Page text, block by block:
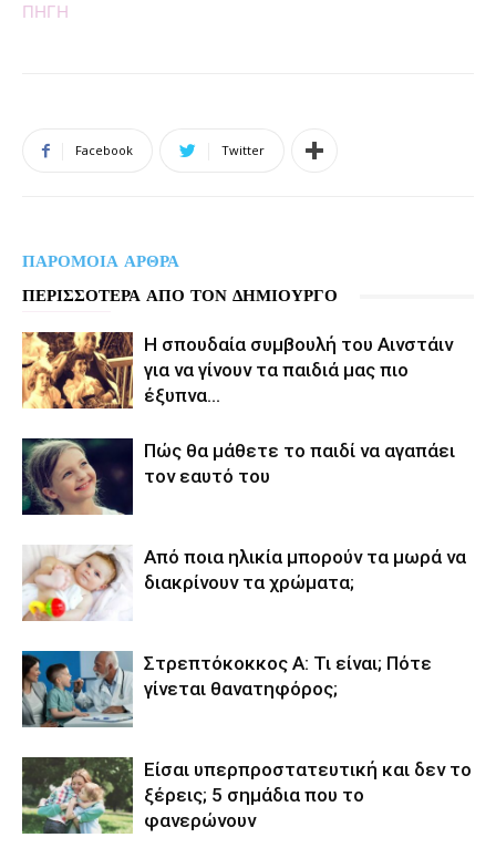
ΠΗΓΗ
Facebook Twitter
ΠΑΡΟΜΟΙΑ ΑΡΘΡΑ
ΠΕΡΙΣΣΟΤΕΡΑ ΑΠΟ ΤΟΝ ΔΗΜΙΟΥΡΓΟ
Η σπουδαία συμβουλή του Αινστάιν
για να γίνουν τα παιδιά μας πιο
έξυπνα…
Πώς θα μάθετε το παιδί να αγαπάει
τον εαυτό του
Από ποια ηλικία μπορούν τα μωρά να
διακρίνουν τα χρώματα;
Στρεπτόκοκκος Α: Τι είναι; Πότε
γίνεται θανατηφόρος;
Είσαι υπερπροστατευτική και δεν το
ξέρεις; 5 σημάδια που το
φανερώνουν